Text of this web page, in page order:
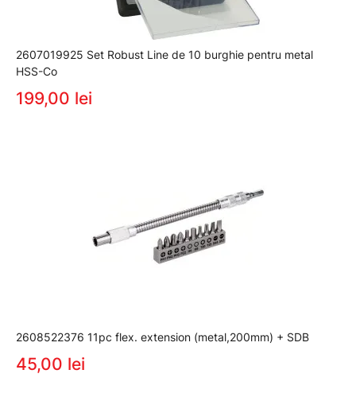
2607019925 Set Robust Line de 10 burghie pentru metal
HSS-Co
199,00 lei
2608522376 11pc flex. extension (metal,200mm) + SDB
45,00 lei